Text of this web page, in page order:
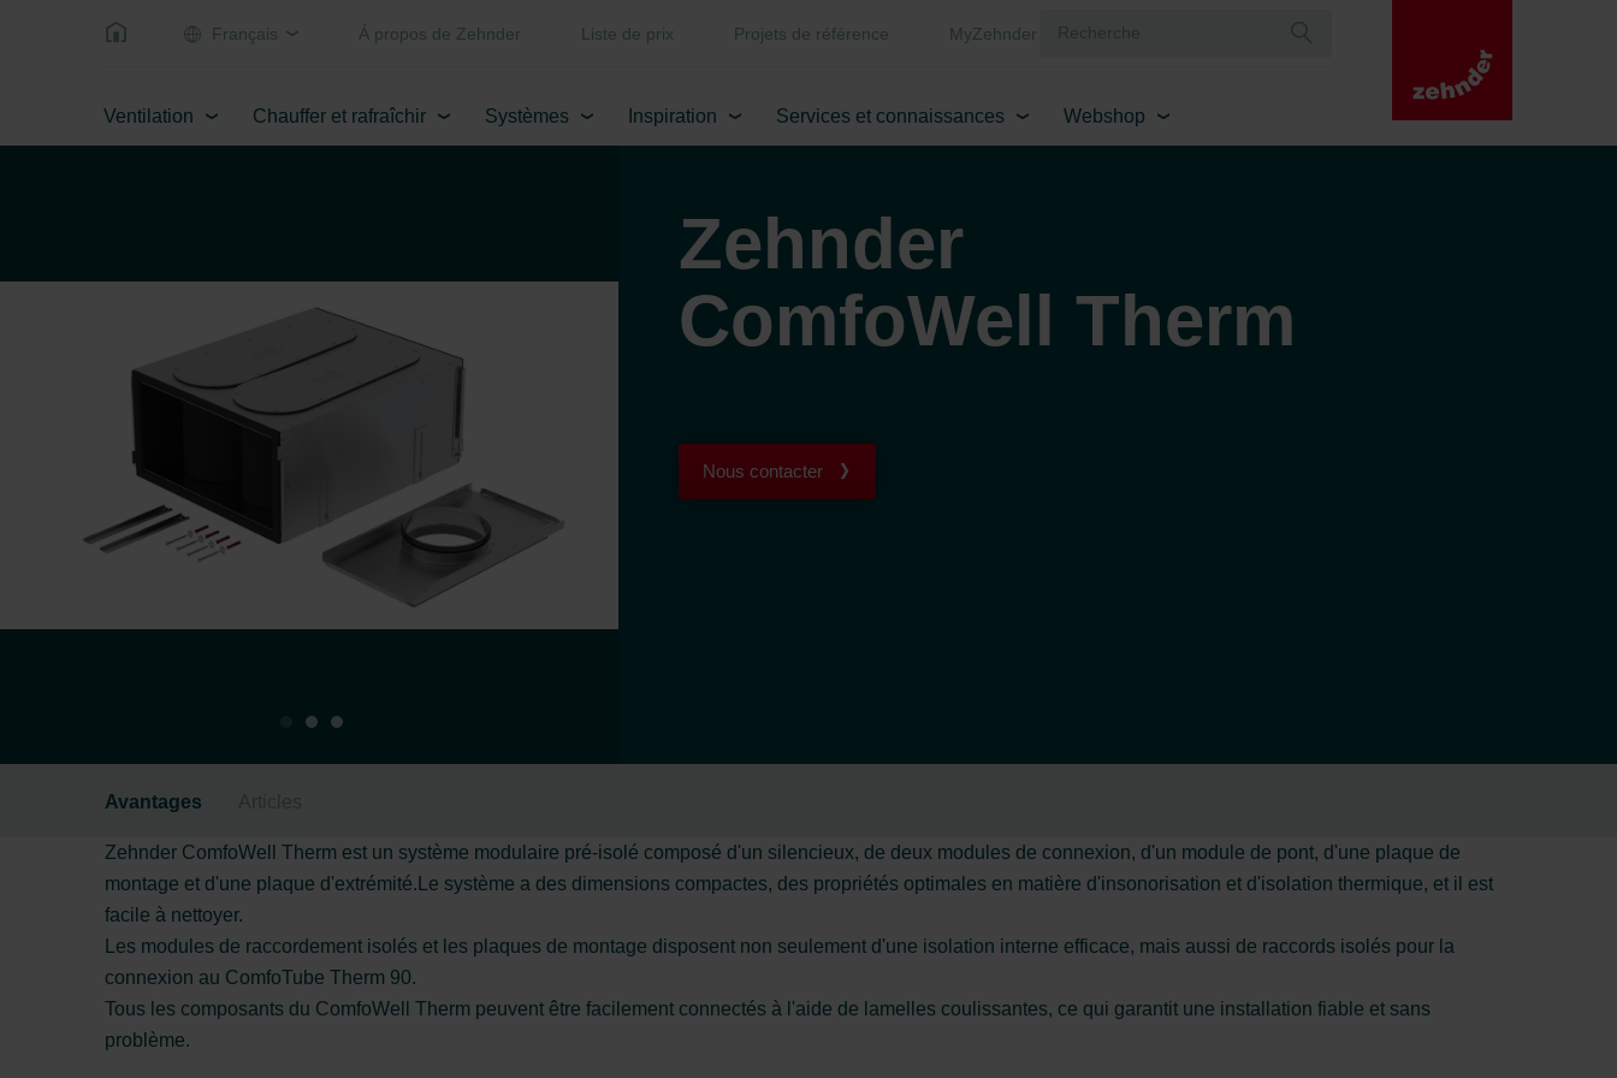
Français Á propos de Zehnder Liste de prix Projets de référence MyZehnder
Ventilation Chauffer et rafraîchir Systèmes Inspiration Services et connaissances Webshop
Zehnder
ComfoWell Therm
Nous contacter
Avantages Articles
Zehnder ComfoWell Therm est un système modulaire pré-isolé composé d'un silencieux, de deux modules de connexion, d'un module de pont, d'une plaque de
montage et d'une plaque d'extrémité.Le système a des dimensions compactes, des propriétés optimales en matière d'insonorisation et d'isolation thermique, et il est
facile à nettoyer.
Les modules de raccordement isolés et les plaques de montage disposent non seulement d'une isolation interne efficace, mais aussi de raccords isolés pour la
connexion au ComfoTube Therm 90.
Tous les composants du ComfoWell Therm peuvent être facilement connectés à l'aide de lamelles coulissantes, ce qui garantit une installation fiable et sans
problème.